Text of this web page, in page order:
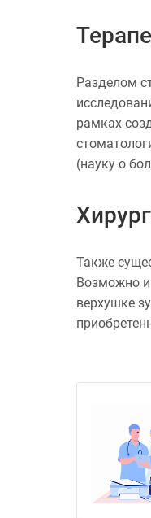
Разделом
рамках
(науку о
Также
Возможно и
верхушке